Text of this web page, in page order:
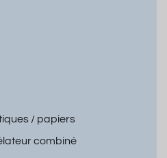
/ papiers
combiné